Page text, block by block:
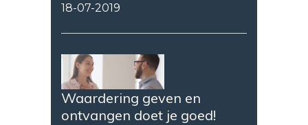
18-07-2019
Waardering geven en
ontvangen doet je goed!